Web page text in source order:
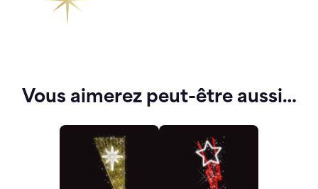
Vous aimerez peut-être aussi…